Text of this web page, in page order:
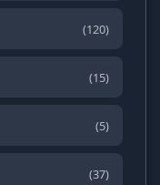
(120)
(15)
(5)
(37)